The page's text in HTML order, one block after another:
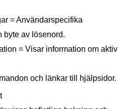
= Användarspecifika
byte av lösenord.
= Visar information om aktiv
och länkar till hjälpsidor.